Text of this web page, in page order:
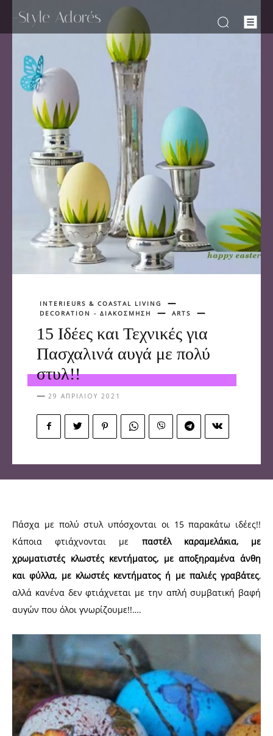
-Style Adorés
INTERIEURS & COASTAL LIVING
DECORATION - ΔΙΑΚΟΣΜΗΣΗ
ARTS
15 Ιδέες και Τεχνικές για
Πασχαλινά αυγά με πολύ
στυλ!!
29 ΑΠΡΙΛΊΟΥ 2021
Πάσχα με πολύ στυλ υπόσχονται οι 15 παρακάτω ιδέες!!
Κάποια φτιάχνονται με παστέλ καραμελάκια, με
χρωματιστές κλωστές κεντήματος, με αποξηραμένα άνθη
και φύλλα, με κλωστές κεντήματος ή με παλιές γραβάτες,
αλλά κανένα δεν φτιάχνεται με την απλή συμβατική βαφή
αυγών που όλοι γνωρίζουμε!!….